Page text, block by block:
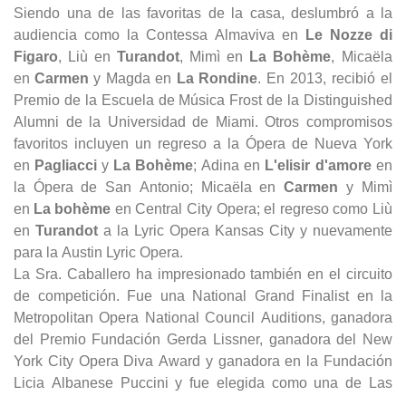
Siendo una de las favoritas de la casa, deslumbró a la
audiencia como la Contessa Almaviva en
Le Nozze di
Figaro, Liù en Turandot, Mimì en La Bohème, Micaëla
en Carmen y Magda en La Rondine. En 2013, recibió el
Premio de la Escuela de Música Frost de la Distinguished
Alumni de la Universidad de Miami. Otros compromisos
favoritos incluyen un regreso a la Ópera de Nueva York
en Pagliacci y La Bohème; Adina en L'elisir d'amore en
la Ópera de San Antonio; Micaëla en Carmen y Mimì
en La bohème en Central City Opera; el regreso como Liù
en Turandot a la Lyric Opera Kansas City y nuevamente
para la Austin Lyric Opera.
La Sra. Caballero ha impresionado también en el circuito
de competición. Fue una National Grand Finalist en la
Metropolitan Opera National Council Auditions, ganadora
del Premio Fundación Gerda Lissner, ganadora del New
York City Opera Diva Award y ganadora en la Fundación
Licia Albanese Puccini y fue elegida como una de Las